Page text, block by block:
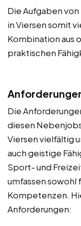
Die Aufgaben
in Viersen somit
Kombination aus
praktischen
Die
diesen
Viersen vielfältig
auch geistige
Sport- und
umfassen sowohl
Kompetenzen.
Anforderungen: